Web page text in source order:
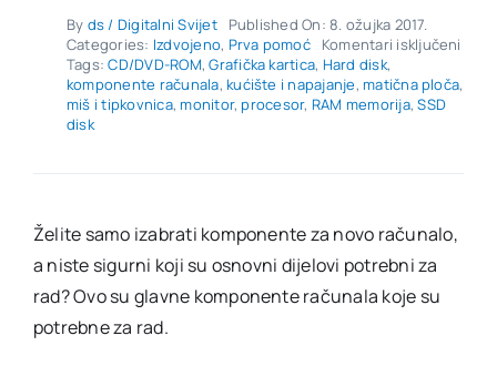
By ds / Digitalni Svijet
Published On: 8. ožujka 2017.
Categories: Izdvojeno, Prva pomoć Komentari isključeni
Tags:CD/DVD-ROM,Grafička kartica, Hard disk,
komponente računala,kućište i napajanje,matična ploča,
miš i tipkovnica,monitor,procesor, RAM memorija,SSD
disk
Želite samo izabrati komponente za novo računalo,
a niste sigurni koji su osnovni dijelovi potrebni za
rad? Ovo su glavne komponente računala koje su
potrebne za rad.